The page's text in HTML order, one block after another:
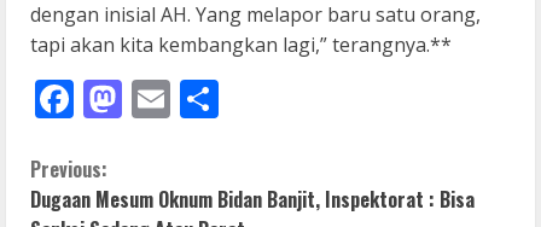
dengan inisial AH. Yang melapor baru satu orang,
tapi akan kita kembangkan lagi,” terangnya.**
Facebook
Mastodon
Email
C
Previous:
Dugaan Mesum Oknum Bidan Banjit, Inspektorat : Bisa